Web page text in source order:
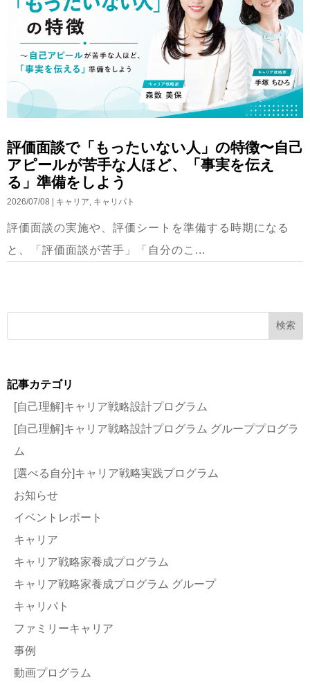
評価面談で「もったいない人」の特徴〜自己
アピールが苦手な人ほど、「事実を伝え
る」準備をしよう
2026/07/08 | キャリア キャリパト
評価面談の実施や、評価シートを準備する時期になる
と、「評価面談が苦手」「自分のこ...
検索
記事カテゴリ
[自己理解]キャリア戦略設計プログラム
[自己理解]キャリア戦略設計プログラム グループプログラ
ム
[選べる自分]キャリア戦略実践プログラム
お知らせ
イベントレポート
キャリア
キャリア戦略家養成プログラム
キャリア戦略家養成プログラム グループ
キャリパト
ファミリーキャリア
事例
動画プログラム